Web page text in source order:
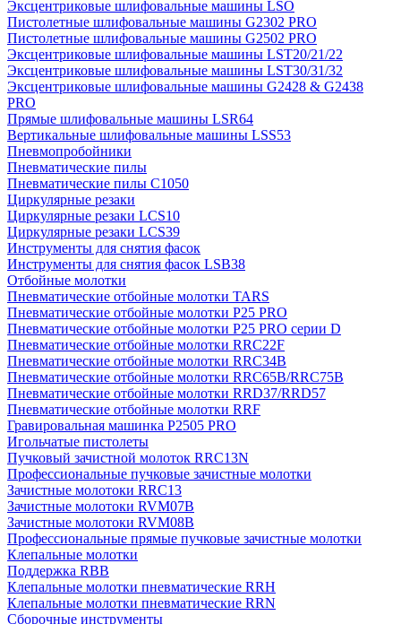
Эксцентриковые шлифовальные машины LSO
Пистолетные шлифовальные машины G2302 PRO
Пистолетные шлифовальные машины G2502 PRO
Эксцентриковые шлифовальные машины LST20/21/22
Эксцентриковые шлифовальные машины LST30/31/32
Эксцентриковые шлифовальные машины G2428 & G2438
PRO
Прямые шлифовальные машины LSR64
Вертикальные шлифовальные машины LSS53
Пневмопробойники
Пневматические пилы
Пневматические пилы C1050
Циркулярные резаки
Циркулярные резаки LCS10
Циркулярные резаки LCS39
Инструменты для снятия фасок
Инструменты для снятия фасок LSB38
Отбойные молотки
Пневматические отбойные молотки TARS
Пневматические отбойные молотки P25 PRO
Пневматические отбойные молотки P25 PRO серии D
Пневматические отбойные молотки RRC22F
Пневматические отбойные молотки RRC34B
Пневматические отбойные молотки RRC65B/RRC75B
Пневматические отбойные молотки RRD37/RRD57
Пневматические отбойные молотки RRF
Гравировальная машинка P2505 PRO
Игольчатые пистолеты
Пучковый зачистной молоток RRC13N
Профессиональные пучковые зачистные молотки
Зачистные молотоки RRC13
Зачистные молотоки RVM07B
Зачистные молотоки RVM08B
Профессиональные прямые пучковые зачистные молотки
Клепальные молотки
Поддержка RBB
Клепальные молотки пневматические RRH
Клепальные молотки пневматические RRN
Сборочные инструменты